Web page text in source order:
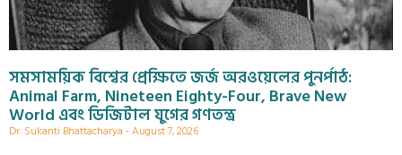
সমসাময়িক বিশ্বের প্রেক্ষিতে জর্জ অরওয়েলের পুনর্পাঠ:
Animal Farm, Nineteen Eighty-Four, Brave New
World এবং ডিজিটাল যুগের গণতন্ত্র
Dr. Sukanti Bhattacharya August 7, 2026